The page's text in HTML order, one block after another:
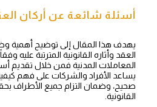
أسئلة شائعة عن أركان
يهدف هذا المقال إلى توضيح أهمية
العقد وأثاره القانونية المترتبة عليه
المعاملات المدنية فمن خلال تقديم
يساعد الأفراد والشركات على فهم
صحيح، وضمان التزام جميع الأطراف
القانونية.